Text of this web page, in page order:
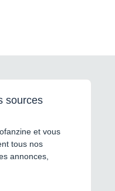
sources
et vous
tous nos
annonces,